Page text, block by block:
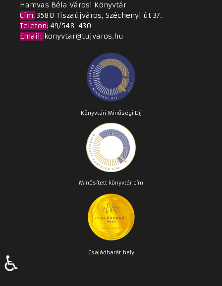
Hamvas Béla Városi Könyvtár
Cím: 3580 Tiszaújváros, Széchenyi út 37.
Telefon: 49/548-430
Email: konyvtar@tujvaros.hu
Könyvtári Minőségi Díj
Minősített könyvtár cím
Családbarát hely